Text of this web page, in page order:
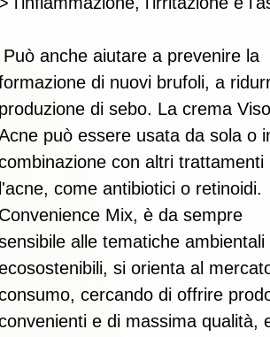
di nuovi brufoli, a
di sebo. La crema Viso
può essere usata da sola o
con altri trattamenti
come antibiotici o retinoidi.
Mix, è da sempre
alle tematiche ambientali
si orienta al
cercando di offrire
e di massima qualità,